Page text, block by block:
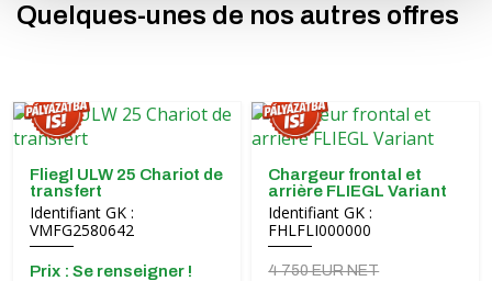
Quelques-unes de nos autres offres
Fliegl ULW 25 Chariot de
transfert
Identifiant GK :
VMFG2580642
Prix ​​: Se renseigner !
Chargeur frontal et
arrière FLIEGL Variant
Identifiant GK :
FHLFLI000000
4 750 EUR NET